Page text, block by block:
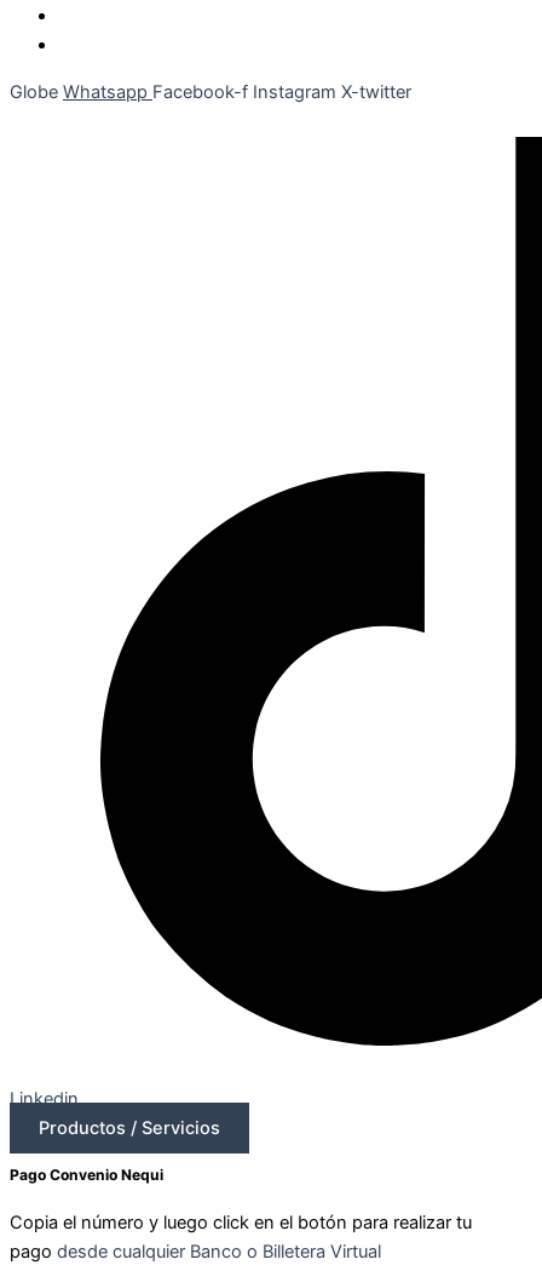
Globe Whatsapp Facebook-f Instagram X-twitter
Linkedin
Productos / Servicios
Pago Convenio Nequi
Copia el número y luego click en el botón para realizar tu
pago desde cualquier Banco o Billetera Virtual